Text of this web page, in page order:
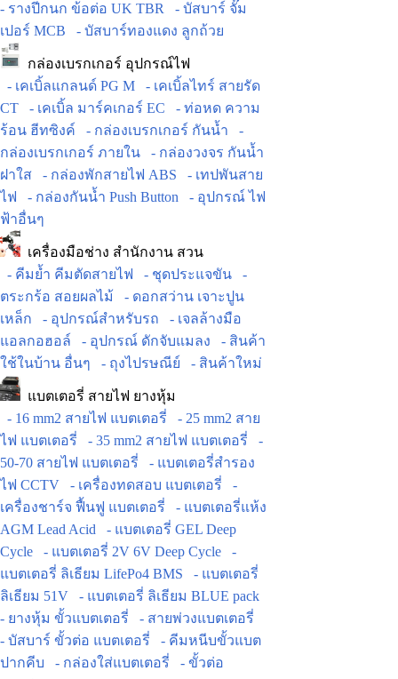
- รางปีกนก ข้อต่อ UK TBR
- บัสบาร์ จั๊ม
เปอร์ MCB
- บัสบาร์ทองแดง ลูกถ้วย
กล่องเบรกเกอร์ อุปกรณ์ไฟ
- เคเบิ้ลแกลนด์ PG M
- เคเบิ้ลไทร์ สายรัด
CT
- เคเบิ้ล มาร์คเกอร์ EC
- ท่อหด ความ
ร้อน ฮีทซิงค์
- กล่องเบรกเกอร์ กันน้ำ
-
กล่องเบรกเกอร์ ภายใน
- กล่องวงจร กันน้ำ
ฝาใส
- กล่องพักสายไฟ ABS
- เทปพันสาย
ไฟ
- กล่องกันน้ำ Push Button
- อุปกรณ์ ไฟ
ฟ้าอื่นๆ
เครื่องมือช่าง สำนักงาน สวน
- คีมย้ำ คีมตัดสายไฟ
- ชุดประแจขัน
-
ตระกร้อ สอยผลไม้
- ดอกสว่าน เจาะปูน
เหล็ก
- อุปกรณ์สำหรับรถ
- เจลล้างมือ
แอลกอฮอล์
- อุปกรณ์ ดักจับแมลง
- สินค้า
ใช้ในบ้าน อื่นๆ
- ถุงไปรษณีย์ - สินค้าใหม่
แบตเตอรี่ สายไฟ ยางหุ้ม
- 16 mm2 สายไฟ แบตเตอรี่
- 25 mm2 สาย
ไฟ แบตเตอรี่
- 35 mm2 สายไฟ แบตเตอรี่
-
50-70 สายไฟ แบตเตอรี่
- แบตเตอรี่สำรอง
ไฟ CCTV
- เครื่องทดสอบ แบตเตอรี่
-
เครื่องชาร์จ ฟื้นฟู แบตเตอรี่
- แบตเตอรี่แห้ง
AGM Lead Acid
- แบตเตอรี่ GEL Deep
Cycle
- แบตเตอรี่ 2V 6V Deep Cycle
-
แบตเตอรี่ ลิเธียม LifePo4 BMS
- แบตเตอรี่
ลิเธียม 51V
- แบตเตอรี่ ลิเธียม BLUE pack
- ยางหุ้ม ขั้วแบตเตอรี่
- สายพ่วงแบตเตอรี่
- บัสบาร์ ขั้วต่อ แบตเตอรี่
- คีมหนีบขั้วแบต
ปากคีบ
- กล่องใส่แบตเตอรี่
- ขั้วต่อ